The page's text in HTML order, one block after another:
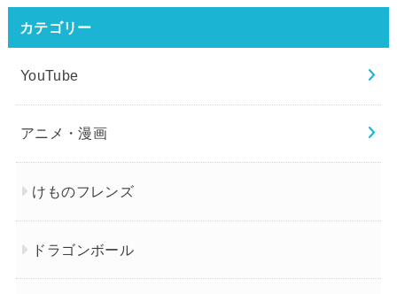
カテゴリー
YouTube
アニメ・漫画
けものフレンズ
ドラゴンボール